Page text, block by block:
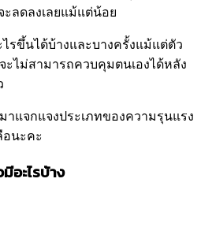
ลดลงเลยแม้แต่น้อย
ไรขึ้นได้บ้างและบางครั้งแม้แต่ตัว
ไม่สามารถควบคุมตนเองได้หลัง
มาแจกแจงประเภทของความรุนแรง
อนะคะ
อะไรบ้าง